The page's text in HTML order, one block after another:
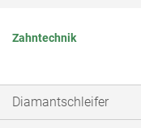
Zahntechnik
Diamantschleifer